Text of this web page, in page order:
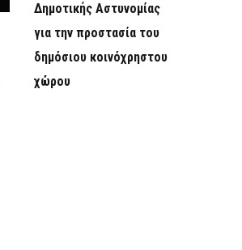
Δημοτικής Αστυνομίας
για την προστασία του
δημόσιου κοινόχρηστου
χώρου